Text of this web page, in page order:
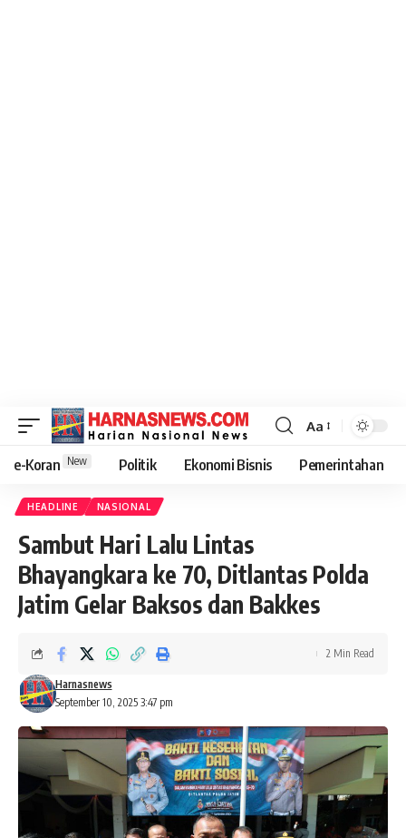
Aa
e-Koran New Politik Ekonomi Bisnis Pemerintahan
HEADLINE NASIONAL
Sambut Hari Lalu Lintas
Bhayangkara ke 70, Ditlantas Polda
Jatim Gelar Baksos dan Bakkes
September 10, 2025 3:47 pm
Harnasnews
2 Min Read